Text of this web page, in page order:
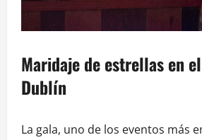
Maridaje de estrellas en
Dublín
La gala, uno de los eventos más